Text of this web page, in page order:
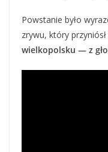
Powstanie było
zrywu, który
wielkopolsku — z